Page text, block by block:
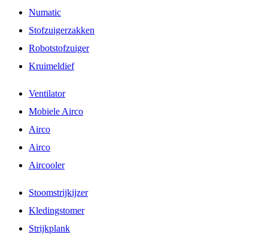
Numatic
Stofzuigerzakken
Robotstofzuiger
Kruimeldief
Ventilator
Mobiele Airco
Airco
Airco
Aircooler
Stoomstrijkijzer
Kledingstomer
Strijkplank